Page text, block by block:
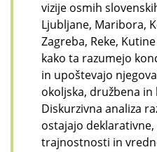
vizije osmih
Ljubljane, Maribora,
Zagreba, Reke,
kako ta razumejo
in upoštevajo
okoljska, družbena
Diskurzivna analiza
ostajajo
trajnostnosti in